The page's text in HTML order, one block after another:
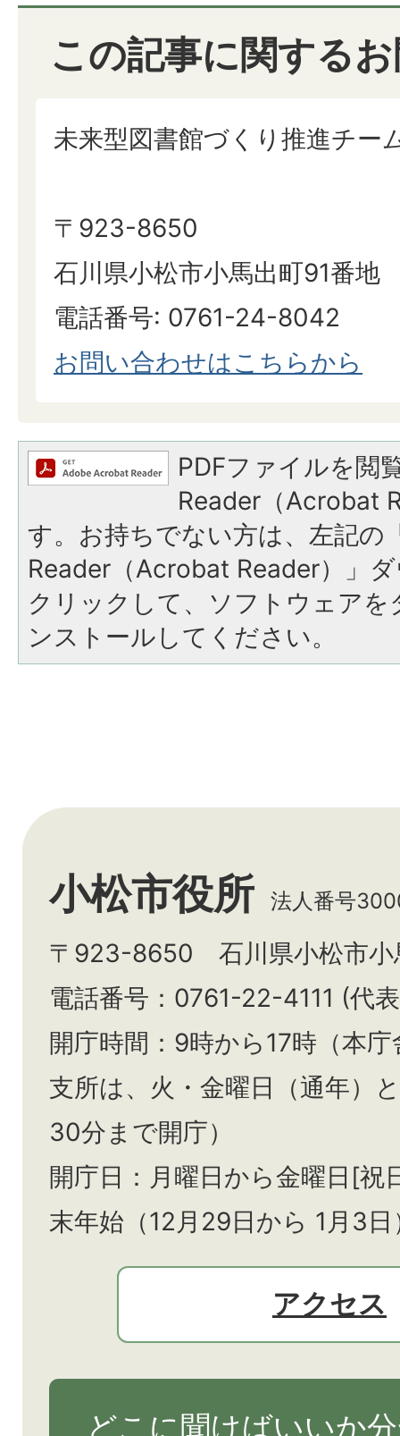
この記事に関する
未来型図書館づくり推進チー
〒923-8650
石川県小松市小馬出町91番地
電話番号: 0761-24-8042
​​​​​​​お問い合わせはこちらから
PDFファイルを閲
Reader（Acrobat
す。お持ちでない方は、左記の
Reader（Acrobat Reader）」
クリックして、ソフトウェア
ンストールしてください。
小松市役所 法人番号
〒923-8650 石川県小松市小
電話番号：0761-22-4111 (代
開庁時間：9時から17時（本
支所は、火・金曜日（通年）と
30分まで開庁）
開庁日：月曜日から金曜日[祝
末年始（12月29日から 1月3
アクセス
どこに聞けばいいか